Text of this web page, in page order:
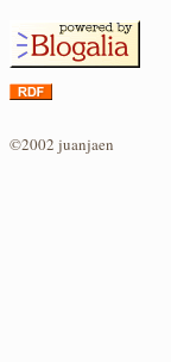
©2002 juanjaen